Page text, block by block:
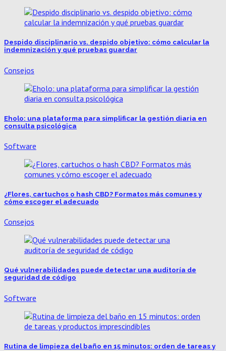
Despido disciplinario vs. despido objetivo: cómo calcular la
indemnización y qué pruebas guardar
Consejos
Eholo: una plataforma para simplificar la gestión diaria en
consulta psicológica
Software
¿Flores, cartuchos o hash CBD? Formatos más comunes y
cómo escoger el adecuado
Consejos
Qué vulnerabilidades puede detectar una auditoría de
seguridad de código
Software
Rutina de limpieza del baño en 15 minutos: orden de tareas y